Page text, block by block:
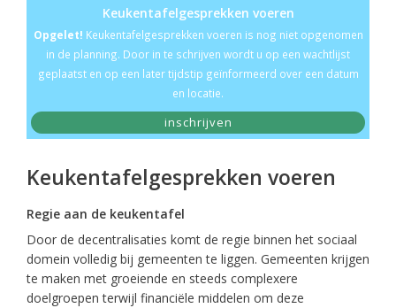
Keukentafelgesprekken voeren
Opgelet! Keukentafelgesprekken voeren is nog niet opgenomen
in de planning. Door in te schrijven wordt u op een wachtlijst
geplaatst en op een later tijdstip geïnformeerd over een datum
en locatie.
inschrijven
Keukentafelgesprekken voeren
Regie aan de keukentafel
Door de decentralisaties komt de regie binnen het sociaal
domein volledig bij gemeenten te liggen. Gemeenten krijgen
te maken met groeiende en steeds complexere
doelgroepen terwijl financiële middelen om deze